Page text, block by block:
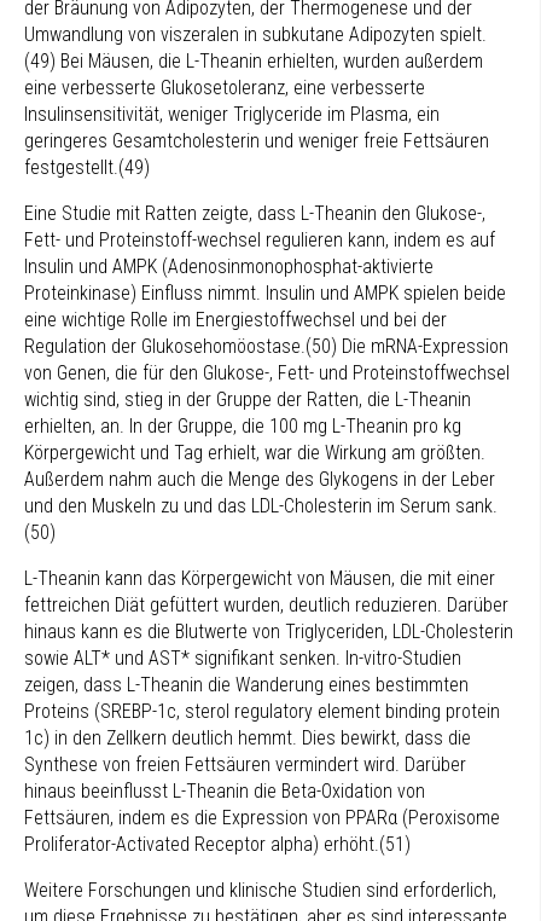
der Bräunung von Adipozyten, der Thermogenese und der
Umwandlung von viszeralen in subkutane Adipozyten spielt.
(49) Bei Mäusen, die L-Theanin erhielten, wurden außerdem
eine verbesserte Glukosetoleranz, eine verbesserte
Insulinsensitivität, weniger Triglyceride im Plasma, ein
geringeres Gesamtcholesterin und weniger freie Fettsäuren
festgestellt.(49)
Eine Studie mit Ratten zeigte, dass L-Theanin den Glukose-,
Fett- und Proteinstoff-wechsel regulieren kann, indem es auf
Insulin und AMPK (Adenosinmonophosphat-aktivierte
Proteinkinase) Einfluss nimmt. Insulin und AMPK spielen beide
eine wichtige Rolle im Energiestoffwechsel und bei der
Regulation der Glukosehomöostase.(50) Die mRNA-Expression
von Genen, die für den Glukose-, Fett- und Proteinstoffwechsel
wichtig sind, stieg in der Gruppe der Ratten, die L-Theanin
erhielten, an. In der Gruppe, die 100 mg L-Theanin pro kg
Körpergewicht und Tag erhielt, war die Wirkung am größten.
Außerdem nahm auch die Menge des Glykogens in der Leber
und den Muskeln zu und das LDL-Cholesterin im Serum sank.
(50)
L-Theanin kann das Körpergewicht von Mäusen, die mit einer
fettreichen Diät gefüttert wurden, deutlich reduzieren. Darüber
hinaus kann es die Blutwerte von Triglyceriden, LDL-Cholesterin
sowie ALT* und AST* signifikant senken. In-vitro-Studien
zeigen, dass L-Theanin die Wanderung eines bestimmten
Proteins (SREBP-1c, sterol regulatory element binding protein
1c) in den Zellkern deutlich hemmt. Dies bewirkt, dass die
Synthese von freien Fettsäuren vermindert wird. Darüber
hinaus beeinflusst L-Theanin die Beta-Oxidation von
Fettsäuren, indem es die Expression von PPARα (Peroxisome
Proliferator-Activated Receptor alpha) erhöht.(51)
Weitere Forschungen und klinische Studien sind erforderlich,